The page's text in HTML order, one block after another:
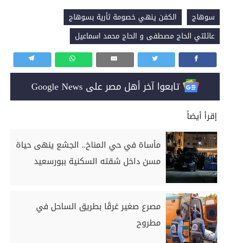
سوهاج
الكفن ينهي خصومة ثأرية بسوهاج
عائلتي الحاج مصطفى و الحاج محمد اسماعيل
تابعوا آخر أهل مصر على Google News
إقرأ أيضاً
مأساة في حي المناخ.. الجشع ينهى حياة
مسن داخل شقته السكنية ببورسعيد
مصرع صغير غرقًا بطريق الساحل في
مطروح